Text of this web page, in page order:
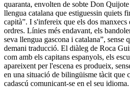
quaranta, envolten de sobte Don
llengua catalana que estiguessin quiets
capità”. I s'infereix que els dos manxecs
ordres. Línies més endavant, els
seva llengua gascona i catalana”, sense
demani traducció. El diàleg de Roca
com amb els capitans espanyols, els
apareixent per l'escena es produeix,
en una situació de bilingüisme tàcit que
cadascú comunicant-se en el seu idioma.